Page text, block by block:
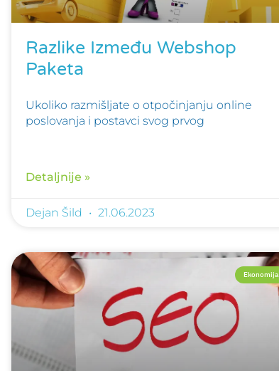
Razlike Između Webshop
Paketa
Ukoliko razmišljate o otpočinjanju online
poslovanja i postavci svog prvog
Detaljnije »
Dejan Šild 21.06.2023
Ekonomija